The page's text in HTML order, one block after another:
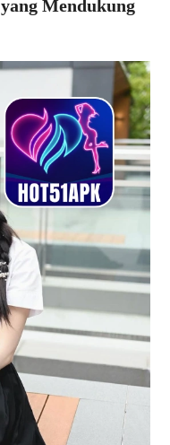
yang Mendukung